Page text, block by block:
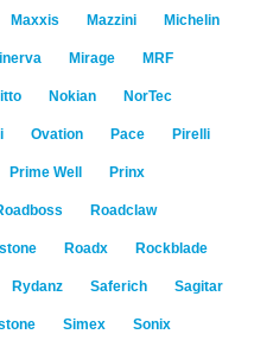
Maxxis Mazzini Michelin
Mirage MRF
Nokian NorTec
Ovation Pace Pirelli
Prime Well Prinx
Roadclaw
Roadx Rockblade
Rydanz Saferich Sagitar
Simex Sonix